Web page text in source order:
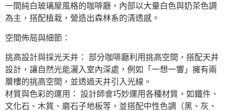
一間純白玻璃屋風格的咖啡廳，內部以大量白色與奶茶色調
為主，搭配植栽，營造出森林系的清透感。
空間佈局與細節：
挑高設計與採光天井： 部分咖啡廳利用挑高空間，搭配天井
設計，讓自然光能灑入室內深處，例如「一想一響」擁有兩
層樓的挑高空間，並透過天井引入光線。
材質與色彩的運用： 設計師會巧妙運用各種材質，如鐵件、
文化石、木質、磨石子地板等，並搭配中性色調（黑、灰、